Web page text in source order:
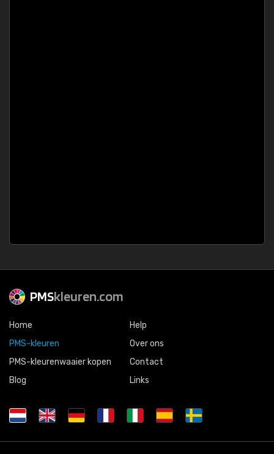
PMSkleuren.com
Home
PMS-kleuren
PMS-kleurenwaaier kopen
Blog
Help
Over ons
Contact
Links